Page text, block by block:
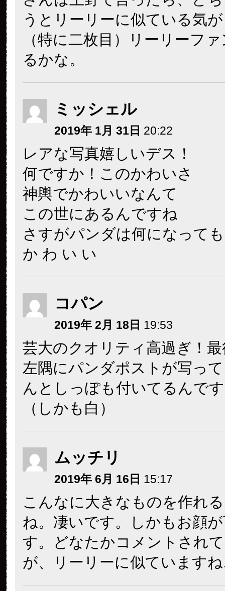
うとリーリーに似ている気
（特に二枚目）リーリーフ
るかな。
ミッシェル
2019年 1月 31日 20:22
レアな写真嬉しいデス！
何ですか！このかわいさ
神輿でかわいいなんて
この世にあるんですね
さすがパンダは何になっても
か わ い い
コパン
2019年 2月 18日 19:53
芸大のクオリティ高過ぎ！
左隅にパンダポストが写っ
んとしっぽも付いてるんで
（しかも白）
ムッチリ
2019年 6月 16日 15:17
こんなに大きなものを作れ
ね。凄いです。しかもお顔
す。どなたかコメントされ
が、リーリーに似ています